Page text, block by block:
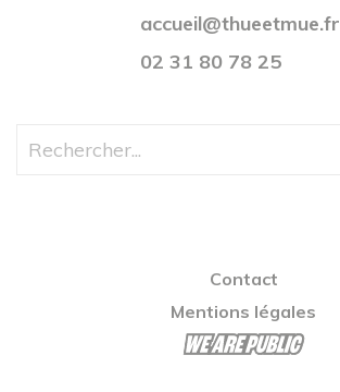
accueil@thueetmue.fr
02 31 80 78 25
Contact
Mentions légales